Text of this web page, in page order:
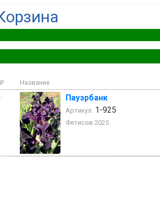
Название
Пауэрбанк
Артикул: 1-925
Фетисов 2025